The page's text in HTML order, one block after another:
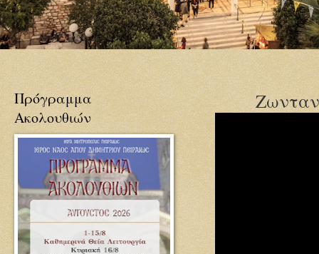
Πρόγραμμα
Ακολουθιών